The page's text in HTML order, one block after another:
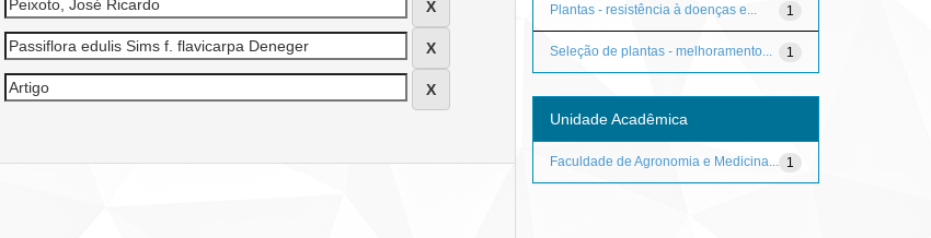
1
Plantas - resistência à doenças e...
1
Seleção de plantas - melhoramento...
Unidade Acadêmica
1
Faculdade de Agronomia e Medicina...